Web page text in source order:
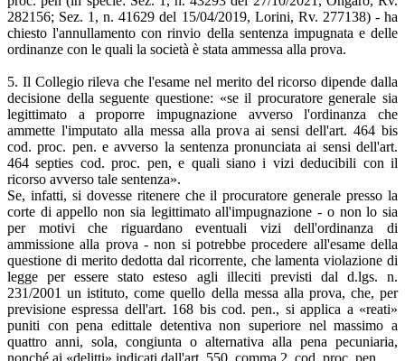
282156; Sez. 1, n. 41629 del 15/04/2019, Lorini, Rv. 277138) - ha
chiesto l'annullamento con rinvio della sentenza impugnata e delle
ordinanze con le quali la società è stata ammessa alla prova.
5. Il Collegio rileva che l'esame nel merito del ricorso dipende dalla
decisione della seguente questione: «se il procuratore generale sia
legittimato a proporre impugnazione avverso l'ordinanza che
ammette l'imputato alla messa alla prova ai sensi dell'art. 464 bis
cod. proc. pen. e avverso la sentenza pronunciata ai sensi dell'art.
464 septies cod. proc. pen, e quali siano i vizi deducibili con il
ricorso avverso tale sentenza».
Se, infatti, si dovesse ritenere che il procuratore generale presso la
corte di appello non sia legittimato all'impugnazione - o non lo sia
per motivi che riguardano eventuali vizi dell'ordinanza di
ammissione alla prova - non si potrebbe procedere all'esame della
questione di merito dedotta dal ricorrente, che lamenta violazione di
legge per essere stato esteso agli illeciti previsti dal d.lgs. n.
231/2001 un istituto, come quello della messa alla prova, che, per
previsione espressa dell'art. 168 bis cod. pen., si applica a «reati»
puniti con pena edittale detentiva non superiore nel massimo a
quattro anni, sola, congiunta o alternativa alla pena pecuniaria,
nonché ai «delitti» indicati dall'art. 550, comma 2, cod. proc. pen.